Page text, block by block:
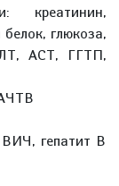
креатинин,
глюкоза,
АСТ, ГГТП,
ВИЧ, гепатит В